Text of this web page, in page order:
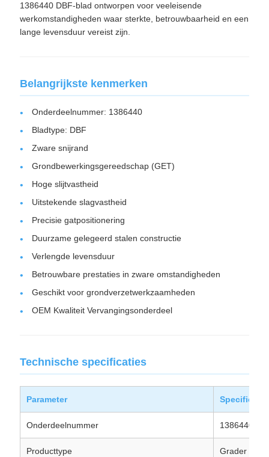
1386440 DBF-blad ontworpen voor veeleisende
werkomstandigheden waar sterkte, betrouwbaarheid en een
lange levensduur vereist zijn.
Belangrijkste kenmerken
Onderdeelnummer: 1386440
Bladtype: DBF
Zware snijrand
Grondbewerkingsgereedschap (GET)
Hoge slijtvastheid
Uitstekende slagvastheid
Precisie gatpositionering
Duurzame gelegeerd stalen constructie
Verlengde levensduur
Betrouwbare prestaties in zware omstandigheden
Geschikt voor grondverzetwerkzaamheden
OEM Kwaliteit Vervangingsonderdeel
Technische specificaties
Parameter Specificatie
Onderdeelnummer 1386440
Producttype Grader